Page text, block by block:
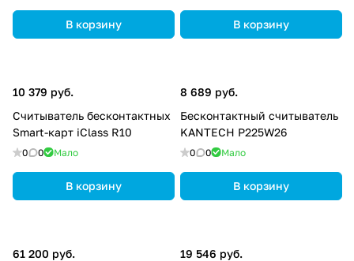
В корзину В корзину
10 379 руб.
Считыватель бесконтактных
Smart-карт iClass R10
0 0 Мало
В корзину
8 689 руб.
Бесконтактный считыватель
KANTECH P225W26
0 0 Мало
В корзину
61 200 руб.
19 546 руб.